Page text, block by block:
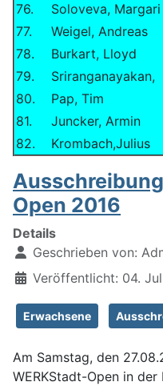
76.
Soloveva, Margari
77.
Weigel, Andreas
78.
Burkart, Lloyd
79.
Sriranganayakan,
80.
Pap, Tim
81.
Juncker, Armin
82.
Krombach,Julius
Open 2016
Details
Geschrieben von:
Veröffentlicht: 04.
Erwachsene
Am Samstag, den
WERKStadt-Open in